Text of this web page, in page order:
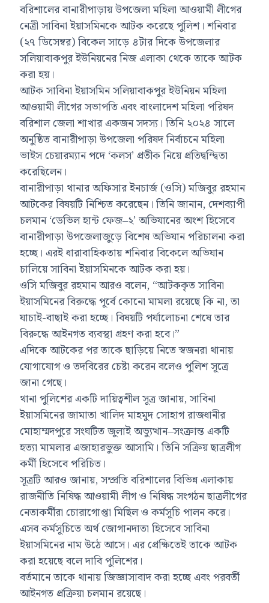
বরিশালের বানারীপাড়ায় উপজেলা মহিলা আওয়ামী লীগের
নেত্রী সাবিনা ইয়াসমিনকে আটক করেছে পুলিশ। শনিবার
(২৭ ডিসেম্বর) বিকেল সাড়ে ৪টার দিকে উপজেলার
সলিয়াবাকপুর ইউনিয়নের নিজ এলাকা থেকে তাকে আটক
করা হয়।
আটক সাবিনা ইয়াসমিন সলিয়াবাকপুর ইউনিয়ন মহিলা
আওয়ামী লীগের সভাপতি এবং বাংলাদেশ মহিলা পরিষদ
বরিশাল জেলা শাখার একজন সদস্য। তিনি ২০২৪ সালে
অনুষ্ঠিত বানারীপাড়া উপজেলা পরিষদ নির্বাচনে মহিলা
ভাইস চেয়ারম্যান পদে ‘কলস’ প্রতীক নিয়ে প্রতিদ্বন্দ্বিতা
করেছিলেন।
বানারীপাড়া থানার অফিসার ইনচার্জ (ওসি) মজিবুর রহমান
আটকের বিষয়টি নিশ্চিত করেছেন। তিনি জানান, দেশব্যাপী
চলমান ‘ডেভিল হান্ট ফেজ–২’ অভিযানের অংশ হিসেবে
বানারীপাড়া উপজেলাজুড়ে বিশেষ অভিযান পরিচালনা করা
হচ্ছে। এরই ধারাবাহিকতায় শনিবার বিকেলে অভিযান
চালিয়ে সাবিনা ইয়াসমিনকে আটক করা হয়।
ওসি মজিবুর রহমান আরও বলেন, “আটককৃত সাবিনা
ইয়াসমিনের বিরুদ্ধে পূর্বে কোনো মামলা রয়েছে কি না, তা
যাচাই-বাছাই করা হচ্ছে। বিষয়টি পর্যালোচনা শেষে তার
বিরুদ্ধে আইনগত ব্যবস্থা গ্রহণ করা হবে।”
এদিকে আটকের পর তাকে ছাড়িয়ে নিতে স্বজনরা থানায়
যোগাযোগ ও তদবিরের চেষ্টা করেন বলেও পুলিশ সূত্রে
জানা গেছে।
থানা পুলিশের একটি দায়িত্বশীল সূত্র জানায়, সাবিনা
ইয়াসমিনের জামাতা খালিদ মাহমুদ সোহাগ রাজধানীর
মোহাম্মদপুরে সংঘটিত জুলাই অভ্যুত্থান–সংক্রান্ত একটি
হত্যা মামলার এজাহারভুক্ত আসামি। তিনি সক্রিয় ছাত্রলীগ
কর্মী হিসেবে পরিচিত।
সূত্রটি আরও জানায়, সম্প্রতি বরিশালের বিভিন্ন এলাকায়
রাজনীতি নিষিদ্ধ আওয়ামী লীগ ও নিষিদ্ধ সংগঠন ছাত্রলীগের
নেতাকর্মীরা চোরাগোপ্তা মিছিল ও কর্মসূচি পালন করে।
এসব কর্মসূচিতে অর্থ জোগানদাতা হিসেবে সাবিনা
ইয়াসমিনের নাম উঠে আসে। এর প্রেক্ষিতেই তাকে আটক
করা হয়েছে বলে দাবি পুলিশের।
বর্তমানে তাকে থানায় জিজ্ঞাসাবাদ করা হচ্ছে এবং পরবর্তী
আইনগত প্রক্রিয়া চলমান রয়েছে।